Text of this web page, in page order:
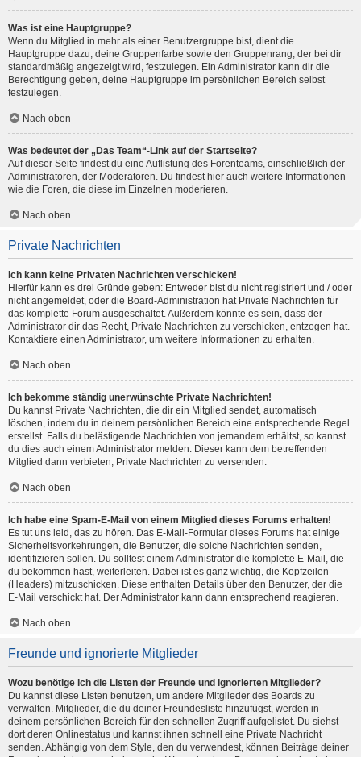
Was ist eine Hauptgruppe?
Wenn du Mitglied in mehr als einer Benutzergruppe bist, dient die
Hauptgruppe dazu, deine Gruppenfarbe sowie den Gruppenrang, der bei dir
standardmäßig angezeigt wird, festzulegen. Ein Administrator kann dir die
Berechtigung geben, deine Hauptgruppe im persönlichen Bereich selbst
festzulegen.
Nach oben
Was bedeutet der „Das Team“-Link auf der Startseite?
Auf dieser Seite findest du eine Auflistung des Forenteams, einschließlich der
Administratoren, der Moderatoren. Du findest hier auch weitere Informationen
wie die Foren, die diese im Einzelnen moderieren.
Nach oben
Private Nachrichten
Ich kann keine Privaten Nachrichten verschicken!
Hierfür kann es drei Gründe geben: Entweder bist du nicht registriert und / oder
nicht angemeldet, oder die Board-Administration hat Private Nachrichten für
das komplette Forum ausgeschaltet. Außerdem könnte es sein, dass der
Administrator dir das Recht, Private Nachrichten zu verschicken, entzogen hat.
Kontaktiere einen Administrator, um weitere Informationen zu erhalten.
Nach oben
Ich bekomme ständig unerwünschte Private Nachrichten!
Du kannst Private Nachrichten, die dir ein Mitglied sendet, automatisch
löschen, indem du in deinem persönlichen Bereich eine entsprechende Regel
erstellst. Falls du belästigende Nachrichten von jemandem erhältst, so kannst
du dies auch einem Administrator melden. Dieser kann dem betreffenden
Mitglied dann verbieten, Private Nachrichten zu versenden.
Nach oben
Ich habe eine Spam-E-Mail von einem Mitglied dieses Forums erhalten!
Es tut uns leid, das zu hören. Das E-Mail-Formular dieses Forums hat einige
Sicherheitsvorkehrungen, die Benutzer, die solche Nachrichten senden,
identifizieren sollen. Du solltest einem Administrator die komplette E-Mail, die
du bekommen hast, weiterleiten. Dabei ist es ganz wichtig, die Kopfzeilen
(Headers) mitzuschicken. Diese enthalten Details über den Benutzer, der die
E-Mail verschickt hat. Der Administrator kann dann entsprechend reagieren.
Nach oben
Freunde und ignorierte Mitglieder
Wozu benötige ich die Listen der Freunde und ignorierten Mitglieder?
Du kannst diese Listen benutzen, um andere Mitglieder des Boards zu
verwalten. Mitglieder, die du deiner Freundesliste hinzufügst, werden in
deinem persönlichen Bereich für den schnellen Zugriff aufgelistet. Du siehst
dort deren Onlinestatus und kannst ihnen schnell eine Private Nachricht
senden. Abhängig von dem Style, den du verwendest, können Beiträge deiner